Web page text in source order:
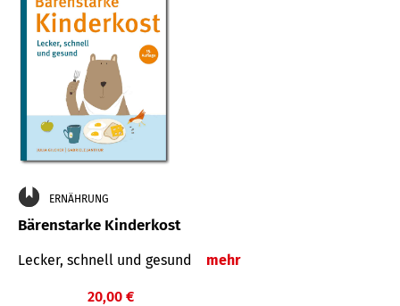
ERNÄHRUNG
Bärenstarke Kinderkost
Lecker, schnell und gesund mehr
20,00 €